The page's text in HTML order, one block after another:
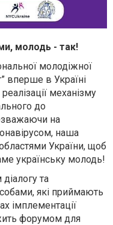
молодь - так!
молодіжної
вперше в Україні
механізму
до
на
наша
України, щоб
українську молодь!
та
які приймають
імплементації
форумом для